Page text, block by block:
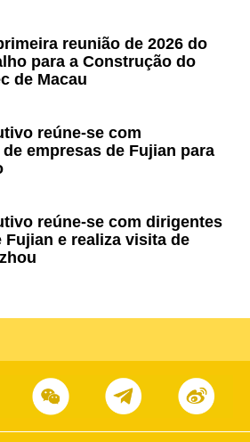
reunião de 2026 do
para a Construção do
de Macau
reúne-se com
empresas de Fujian para
reúne-se com dirigentes
e realiza visita de